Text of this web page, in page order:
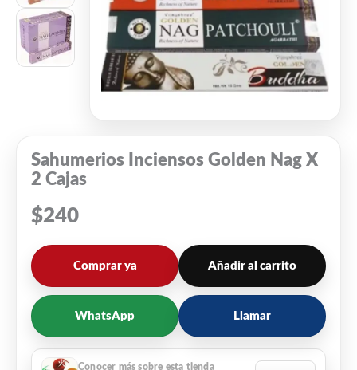
Sahumerios Inciensos Golden Nag X
2 Cajas
$240
Comprar ya Añadir al carrito
WhatsApp Llamar